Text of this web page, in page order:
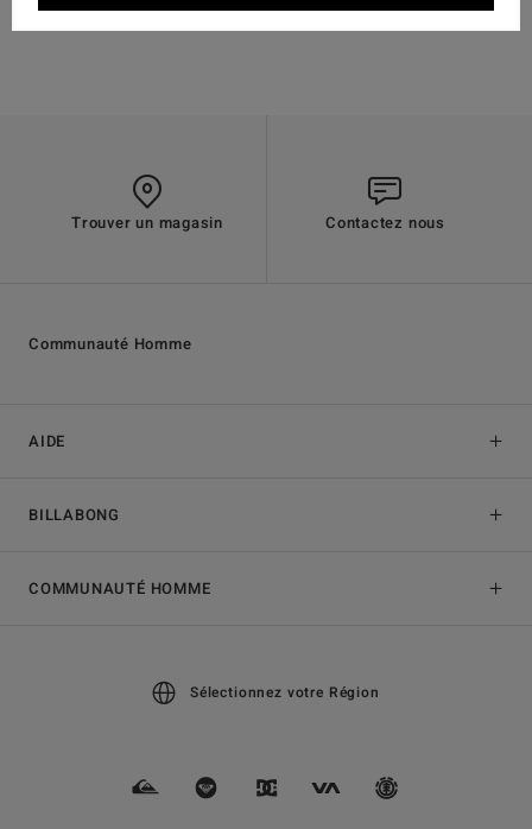
Trouver un magasin Contactez nous
AIDE
BILLABONG
Communauté Homme
COMMUNAUTÉ HOMME
Sélectionnez votre Région